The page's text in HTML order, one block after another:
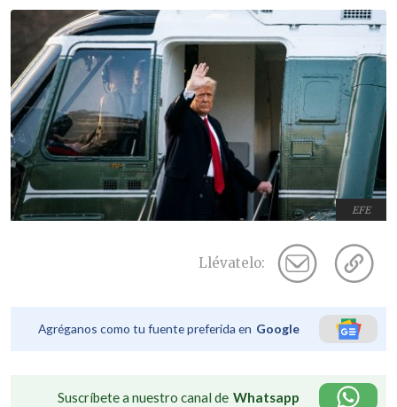
EFE
Llévatelo:
Agréganos como tu fuente preferida en Google
Suscríbete a nuestro canal de Whatsapp